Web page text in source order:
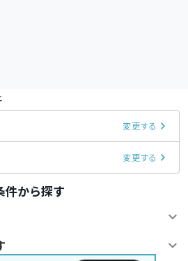
変更する
変更する
件から探す